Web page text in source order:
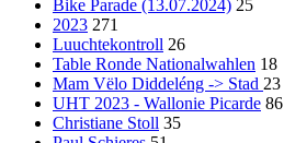
Bike Parade (13.07.2024) 25
2023 271
Luuchtekontroll 26
Table Ronde Nationalwahlen 18
Mam Vëlo Diddeléng -> Stad 23
UHT 2023 - Wallonie Picarde 86
Christiane Stoll 35